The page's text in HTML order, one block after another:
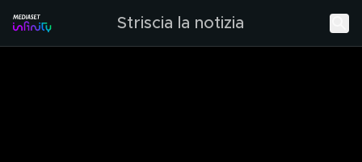
Striscia la notizia